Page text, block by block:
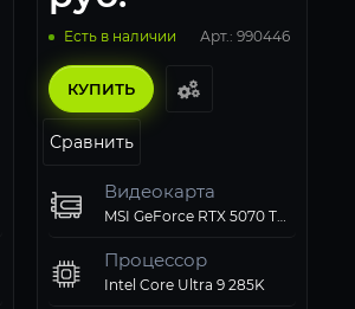
Есть в наличии Арт.: 990446
КУПИТЬ
Сравнить
Видеокарта
Процессор
Intel Core Ultra 9 285K